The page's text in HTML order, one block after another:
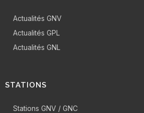
Actualités GNV
Actualités GPL
Actualités GNL
STATIONS
Stations GNV / GNC